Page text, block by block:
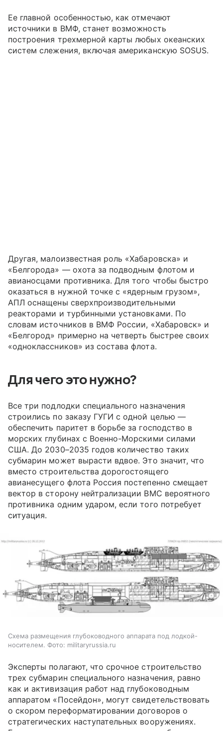
Ее главной особенностью, как отмечают
источники в ВМФ, станет возможность
построения трехмерной карты любых океанских
систем слежения, включая американскую SOSUS.
Другая, малоизвестная роль «Хабаровска» и
«Белгорода» — охота за подводным флотом и
авианосцами противника. Для того чтобы быстро
оказаться в нужной точке с «ядерным грузом»,
АПЛ оснащены сверхпроизводительными
реакторами и турбинными установками. По
словам источников в ВМФ России, «Хабаровск» и
«Белгород» примерно на четверть быстрее своих
«одноклассников» из состава флота.
Для чего это нужно?
Все три подлодки специального назначения
строились по заказу ГУГИ с одной целью —
обеспечить паритет в борьбе за господство в
морских глубинах с Военно-Морскими силами
США. До 2030–2035 годов количество таких
субмарин может вырасти вдвое. Это значит, что
вместо строительства дорогостоящего
авианесущего флота Россия постепенно смещает
вектор в сторону нейтрализации ВМС вероятного
противника одним ударом, если того потребует
ситуация.
Схема размещения глубоководного аппарата под лодкой-
носителем. Фото: militaryrussia.ru
Эксперты полагают, что срочное строительство
трех субмарин специального назначения, равно
как и активизация работ над глубоководным
аппаратом «Посейдон», могут свидетельствовать
о скором переформатировании договоров о
стратегических наступательных вооружениях.